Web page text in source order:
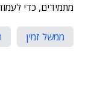
מתמידים, כדי
ממשל זמין